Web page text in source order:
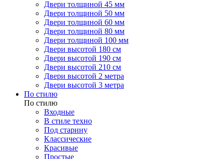
Двери толщиной 45 мм
Двери толщиной 50 мм
Двери толщиной 60 мм
Двери толщиной 80 мм
Двери толщиной 100 мм
Двери высотой 180 см
Двери высотой 190 см
Двери высотой 210 см
Двери высотой 2 метра
Двери высотой 3 метра
По стилю
По стилю
Входные
В стиле техно
Под старину
Классические
Красивые
Простые